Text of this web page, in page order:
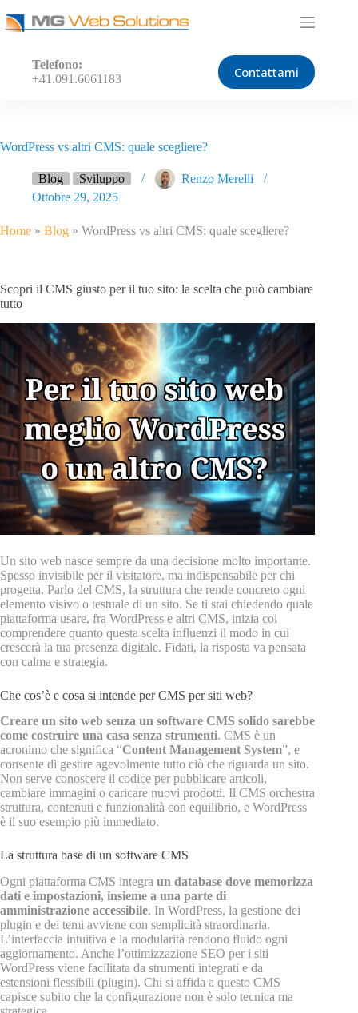
al
contenuto
Telefono:
+41.091.6061183
Contattami
WordPress vs altri CMS: quale scegliere?
Blog Sviluppo
Renzo Merelli
Ottobre 29, 2025
Home » Blog » WordPress vs altri CMS: quale scegliere?
Scopri il CMS giusto per il tuo sito: la scelta che può cambiare
tutto
Un sito web nasce sempre da una decisione molto importante.
Spesso invisibile per il visitatore, ma indispensabile per chi
progetta. Parlo del CMS, la struttura che rende concreto ogni
elemento visivo o testuale di un sito. Se ti stai chiedendo quale
piattaforma usare, fra WordPress e altri CMS, inizia col
comprendere quanto questa scelta influenzi il modo in cui
crescerà la tua presenza digitale. Fidati, la risposta va pensata
con calma e strategia.
Che cos’è e cosa si intende per CMS per siti web?
Creare un sito web senza un software CMS solido sarebbe
come costruire una casa senza strumenti. CMS è un
acronimo che significa “Content Management System”, e
consente di gestire agevolmente tutto ciò che riguarda un sito.
Non serve conoscere il codice per pubblicare articoli,
cambiare immagini o caricare nuovi prodotti. Il CMS orchestra
struttura, contenuti e funzionalità con equilibrio, e WordPress
è il suo esempio più immediato.
La struttura base di un software CMS
Ogni piattaforma CMS integra un database dove memorizza
dati e impostazioni, insieme a una parte di
amministrazione accessibile. In WordPress, la gestione dei
plugin e dei temi avviene con semplicità straordinaria.
L’interfaccia intuitiva e la modularità rendono fluido ogni
aggiornamento. Anche l’ottimizzazione SEO per i siti
WordPress viene facilitata da strumenti integrati e da
estensioni flessibili (plugin). Chi si affida a questo CMS
capisce subito che la configurazione non è solo tecnica ma